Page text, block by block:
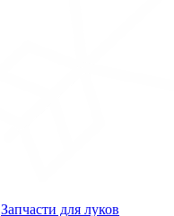
Запчасти для луков